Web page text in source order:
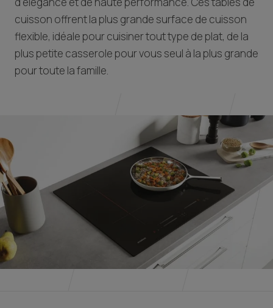
cuisson offrent la plus grande surface de cuisson
flexible, idéale pour cuisiner tout type de plat, de la
plus petite casserole pour vous seul à la plus grande
pour toute la famille.